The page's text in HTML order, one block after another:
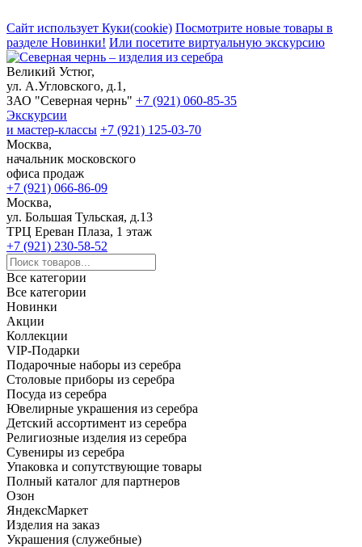
Сайт использует Куки(cookie) Посмотрите новые товары в
разделе Новинки! Или посетите виртуальную экскурсию
Великий Устюг,
ул. А.Угловского, д.1,
ЗАО "Северная чернь" +7 (921) 060-85-35
Экскурсии
и мастер-классы +7 (921) 125-03-70
Москва,
начальник московского
офиса продаж
+7 (921) 066-86-09
Москва,
ул. Большая Тульская, д.13
ТРЦ Ереван Плаза, 1 этаж
+7 (921) 230-58-52
Все категории
Все категории
Новинки
Акции
Коллекции
VIP-Подарки
Подарочные наборы из серебра
Столовые приборы из серебра
Посуда из серебра
Ювелирные украшения из серебра
Детский ассортимент из серебра
Религиозные изделия из серебра
Сувениры из серебра
Упаковка и сопутствующие товары
Полный каталог для партнеров
Озон
ЯндексМаркет
Изделия на заказ
Украшения (служебные)